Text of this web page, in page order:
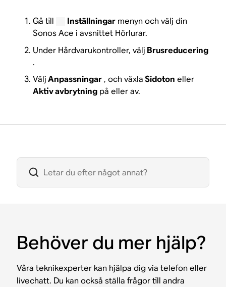
Gå till Inställningarmenyn och välj din
Sonos Ace i avsnittet Hörlurar.
Under Hårdvarukontroller, välj Brusreducering
.
VäljAnpassningar, och växlaSidoton eller
Aktiv avbrytning på eller av.
Behöver du mer hjälp?
Våra teknikexperter kan hjälpa dig via telefon eller
livechatt. Du kan också ställa frågor till andra